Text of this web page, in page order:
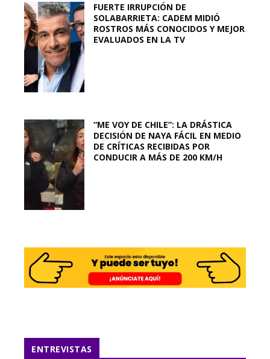
FUERTE IRRUPCIÓN DE
SOLABARRIETA: CADEM MIDIÓ
ROSTROS MÁS CONOCIDOS Y MEJOR
EVALUADOS EN LA TV
“ME VOY DE CHILE”: LA DRÁSTICA
DECISIÓN DE NAYA FÁCIL EN MEDIO
DE CRÍTICAS RECIBIDAS POR
CONDUCIR A MÁS DE 200 KM/H
ENTREVISTAS